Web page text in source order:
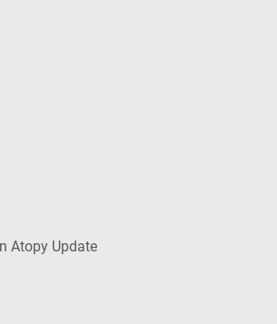
Atopy Update